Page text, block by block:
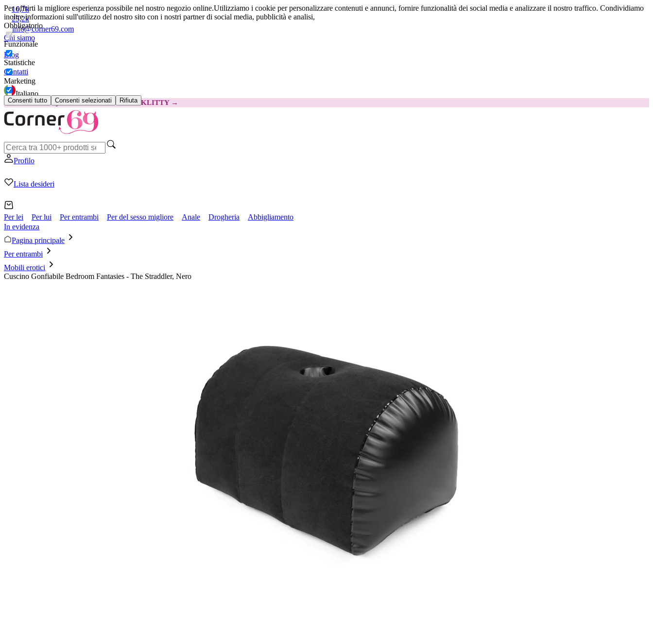
Per offrirti la migliore esperienza possibile nel nostro negozio online.Utilizziamo i cookie per personalizzare contenuti e annunci, fornire funzionalità dei social media e analizzare il nostro traffico. Condividiamo
inoltre informazioni sull'utilizzo del nostro sito con i nostri partner di social media, pubblicità e analisi,
Obbligatorio
Funzionale
Statistiche
Marketing
Consenti tutto Consenti selezionati Rifiuta
16,7k
25,2k
info@corner69.com
Chi siamo
Blog
Contatti
Italiano
😽Svakom Klitty: 15 € IN MENO Codice: KLITTY →
Profilo
Lista desideri
Per lei Per lui Per entrambi Per del sesso migliore Anale Drogheria
Abbigliamento
In evidenza
Pagina principale
Per entrambi
Mobili erotici
Cuscino Gonfiabile Bedroom Fantasies - The Straddler, Nero